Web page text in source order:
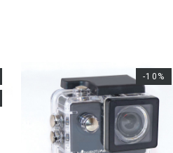
-10%